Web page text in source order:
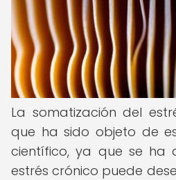
La somatización del
que ha sido objeto de
científico, ya que se ha
estrés crónico puede